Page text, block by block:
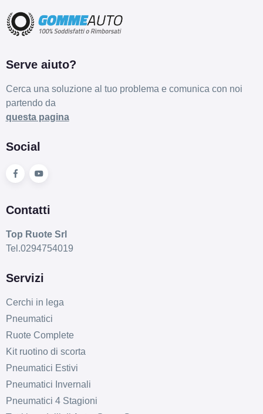
Serve aiuto?
Cerca una soluzione al tuo problema e comunica con noi
partendo da
questa pagina
Social
Contatti
Top Ruote Srl
Tel.0294754019
Servizi
Cerchi in lega
Pneumatici
Ruote Complete
Kit ruotino di scorta
Pneumatici Estivi
Pneumatici Invernali
Pneumatici 4 Stagioni